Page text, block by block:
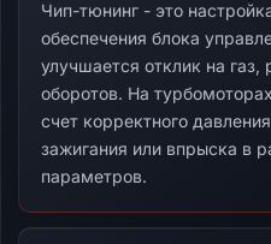
Чип-тюнинг - это
обеспечения блока
улучшается отклик на газ,
оборотов. На
счет корректного
зажигания или впрыска в
параметров.